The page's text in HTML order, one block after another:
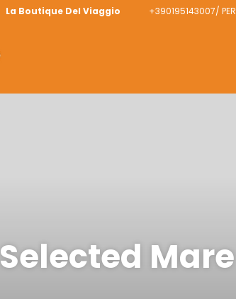
La Boutique Del Viaggio +390195143007/
Selected